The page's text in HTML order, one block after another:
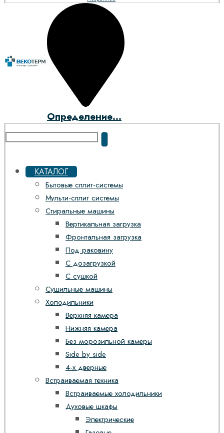
Определение...
КАТАЛОГ
Бытовые сплит-системы
Мульти-сплит системы
Стиральные машины
Вертикальная загрузка
Фронтальная загрузка
Под раковину
С дозагрузкой
С сушкой
Сушильные машины
Холодильники
Верхняя камера
Нижняя камера
Без морозильной камеры
Side by side
4-х дверные
Встраиваемая техника
Встраиваемые холодильники
Духовые шкафы
Электрические